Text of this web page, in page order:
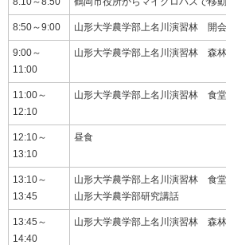
8:50～9:00 山形大学農学部上名川演習林 開
9:00～
11:00
山形大学農学部上名川演習林 森
11:00～
12:10
山形大学農学部上名川演習林 食
12:10～
13:10
昼食
13:10～
13:45
山形大学農学部上名川演習林 食堂
山形大学農学部研究講話
13:45～
14:40
山形大学農学部上名川演習林 森